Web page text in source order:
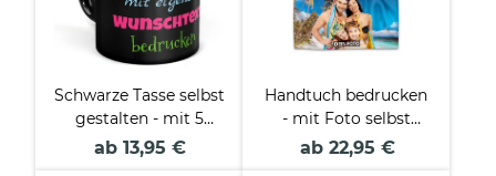
Schwarze Tasse selbst
gestalten - mit 5
Zeilen Wunschtext
ab 13,95 €
Handtuch bedrucken
- mit Foto selbst
gestalten - in zwei
ab 22,95 €